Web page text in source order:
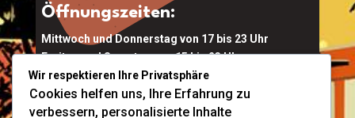
Öffnungszeiten:
Mittwoch und Donnerstag von 17 bis 23 Uhr
Freitag und Samstag von 15 bis 23 Uhr
Kalkofen 6a, 4644 Scharnstein
Wir respektieren Ihre Privatsphäre
Cookies helfen uns, Ihre Erfahrung zu
verbessern, personalisierte Inhalte